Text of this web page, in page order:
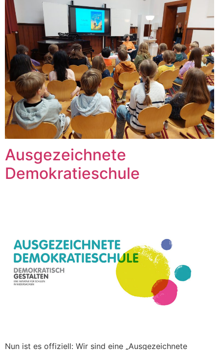
Ausgezeichnete
Demokratieschule
Nun ist es offiziell: Wir sind eine „Ausgezeichnete